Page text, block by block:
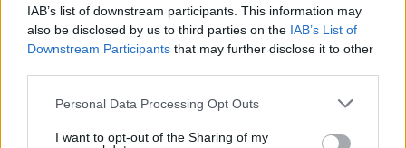
IAB’s list of downstream participants. This information may
also be disclosed by us to third parties on the IAB’s List of
Downstream Participants that may further disclose it to other
Please note that this website/app uses one or more Google
not limited to your visit or usage behaviour. You may click to
Personal Data Processing Opt Outs
I want to opt-out of the Sharing of my
Augusztus 6-án a beruházás ütemezéséről és az új kerékpárút
építéséről is tájékoztatják az érdeklődőket.